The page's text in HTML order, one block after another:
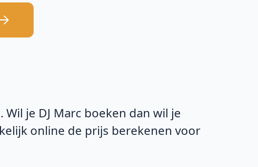
je DJ Marc boeken dan wil je
online de prijs berekenen voor